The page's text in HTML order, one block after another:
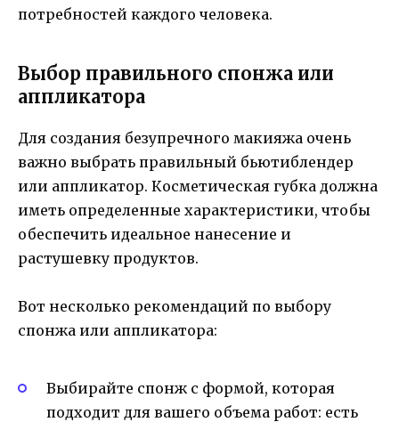
потребностей каждого человека.
Выбор правильного спонжа или
аппликатора
Для создания безупречного макияжа очень
важно выбрать правильный бьютиблендер
или аппликатор. Косметическая губка должна
иметь определенные характеристики, чтобы
обеспечить идеальное нанесение и
растушевку продуктов.
Вот несколько рекомендаций по выбору
спонжа или аппликатора:
Выбирайте спонж с формой, которая
подходит для вашего объема работ: есть